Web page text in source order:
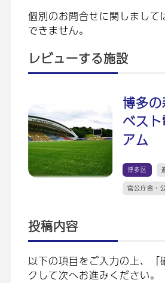
個別のお問合せに関しまして
できません。
レビューする施設
博多
ベス
アム
博多区
官公庁舎・
投稿内容
以下の項目をご入力の上、「
クして次へお進みください。